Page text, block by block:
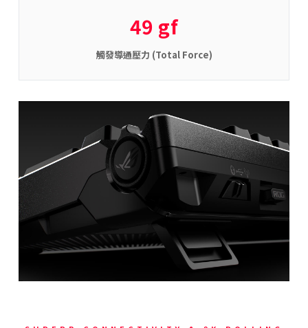
49 gf
觸發導通壓力 (Total Force)